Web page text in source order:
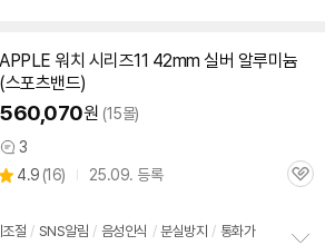
APPLE 워치 시리즈11 42mm 실버 알루미늄
(스포츠밴드)
560,070원 (15몰)
상
품
3
별
4.9 (상
리
16) 25.09. 등록
관
절 / SNS알림 / 음성인식 / 분실방지 / 통화가